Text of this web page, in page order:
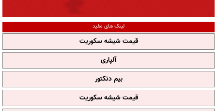
لینک های مفید
قیمت شیشه سکوریت
آلپاری
بیم دتکتور
قیمت شیشه سکوریت